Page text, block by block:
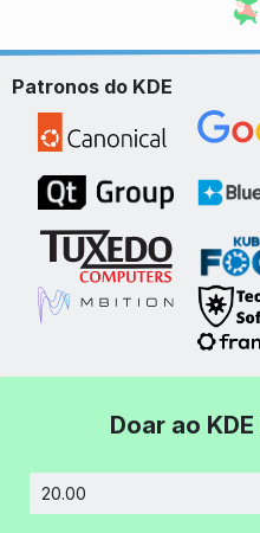
Patronos do KDE
Doar ao KDE